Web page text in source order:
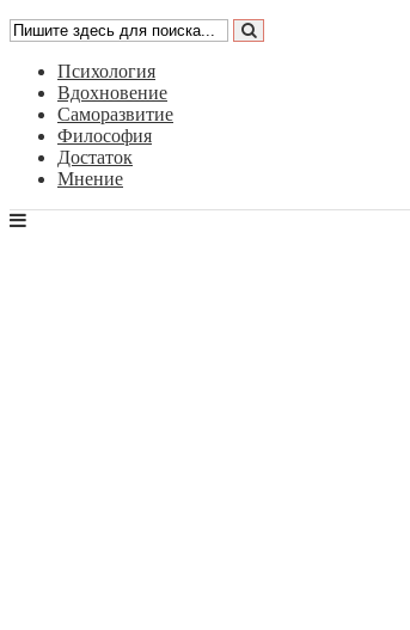
Психология
Вдохновение
Саморазвитие
Философия
Достаток
Мнение